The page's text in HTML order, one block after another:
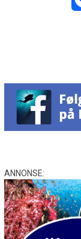
ANNONSE: